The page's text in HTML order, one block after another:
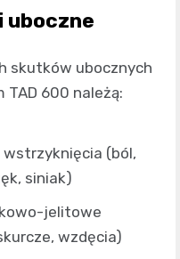
skutków ubocznych
600 należą:
(ból,
siniak)
jelitowe
wzdęcia)